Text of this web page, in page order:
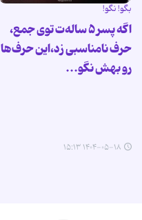
بگو! نگو!
اگه پسر ۵ ساله‌ت توی جمع،
حرف نامناسبی زد،‌این حرف‌ها
رو بهش نگو...
۱۴۰۴-۰۵-۱۸ ۱۵:۱۳